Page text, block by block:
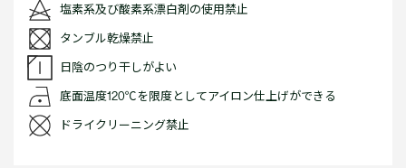
塩素系及び酸素系漂白剤の使用禁止
タンブル乾燥禁止
日陰のつり干しがよい
底面温度120℃を限度としてアイロン仕上げができる
ドライクリーニング禁止